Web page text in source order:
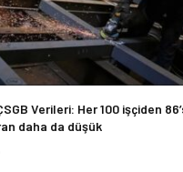
Verileri: Her 100 işçiden
daha da düşük